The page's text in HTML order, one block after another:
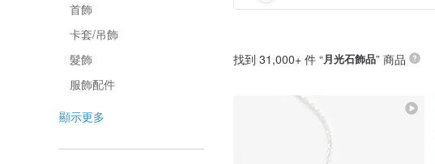
首飾
卡套/吊飾
髮飾
服飾配件
顯示更多
找到 31,000+ 件 “月光石飾品” 商品